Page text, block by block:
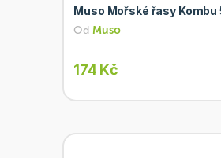
Muso Mořské řasy Kombu
OdMuso
174 Kč